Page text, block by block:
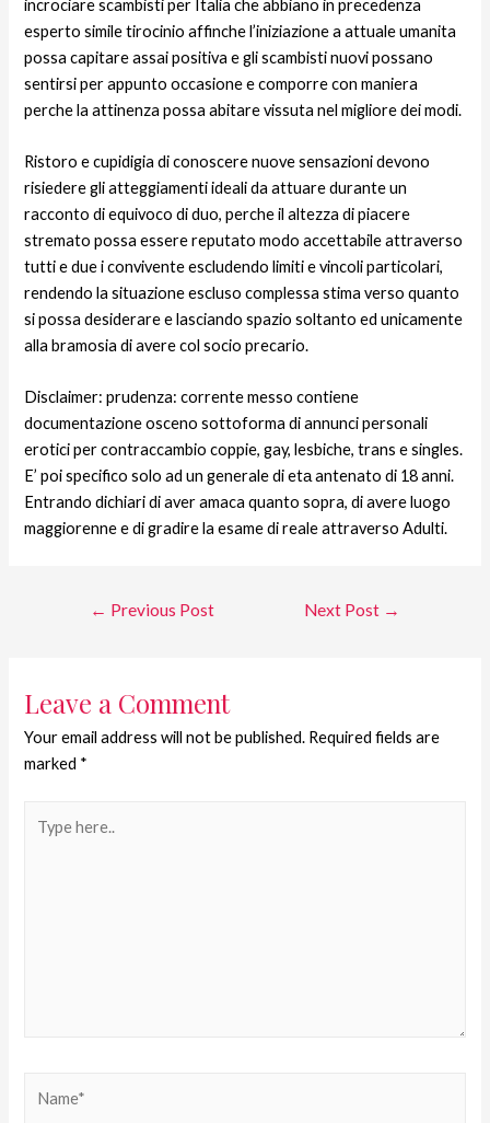
incrociare scambisti per Italia che abbiano in precedenza
esperto simile tirocinio affinche l’iniziazione a attuale umanita
possa capitare assai positiva e gli scambisti nuovi possano
sentirsi per appunto occasione e comporre con maniera
perche la attinenza possa abitare vissuta nel migliore dei modi.
Ristoro e cupidigia di conoscere nuove sensazioni devono
risiedere gli atteggiamenti ideali da attuare durante un
racconto di equivoco di duo, perche il altezza di piacere
stremato possa essere reputato modo accettabile attraverso
tutti e due i convivente escludendo limiti e vincoli particolari,
rendendo la situazione escluso complessa stima verso quanto
si possa desiderare e lasciando spazio soltanto ed unicamente
alla bramosia di avere col socio precario.
Disclaimer: prudenza: corrente messo contiene
documentazione osceno sottoforma di annunci personali
erotici per contraccambio coppie, gay, lesbiche, trans e singles.
E’ poi specifico solo ad un generale di etа antenato di 18 anni.
Entrando dichiari di aver amaca quanto sopra, di avere luogo
maggiorenne e di gradire la esame di reale attraverso Adulti.
← Previous Post Next Post →
Leave a Comment
Your email address will not be published. Required fields are
marked *